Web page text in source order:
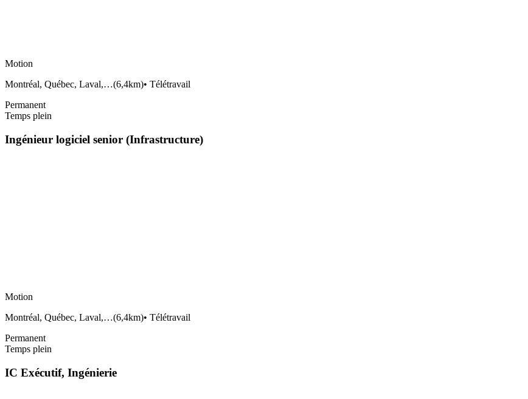
Motion
Montréal, Québec, Laval,…(6,4km)• Télétravail
Permanent
Temps plein
Ingénieur logiciel senior (Infrastructure)
Motion
Montréal, Québec, Laval,…(6,4km)• Télétravail
Permanent
Temps plein
IC Exécutif, Ingénierie